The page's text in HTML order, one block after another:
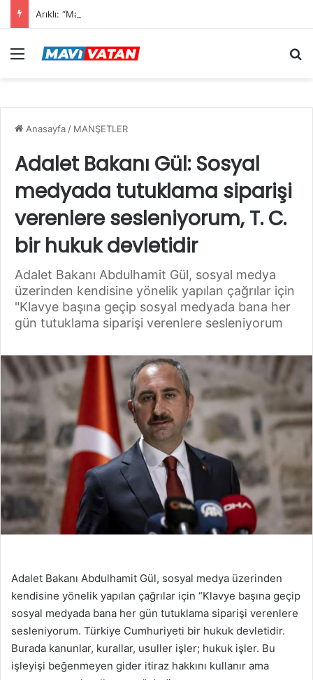
Arıklı: “Mavi Vatan”dan Sonra Hedef “Siber Vatan”
Menü
Anasayfa / MANŞETLER
Adalet Bakanı Gül: Sosyal
medyada tutuklama siparişi
verenlere sesleniyorum, T. C.
bir hukuk devletidir
Adalet Bakanı Abdulhamit Gül, sosyal medya
üzerinden kendisine yönelik yapılan çağrılar için
"Klavye başına geçip sosyal medyada bana her
gün tutuklama siparişi verenlere sesleniyorum
Adalet Bakanı Abdulhamit Gül, sosyal medya üzerinden
kendisine yönelik yapılan çağrılar için “Klavye başına geçip
sosyal medyada bana her gün tutuklama siparişi verenlere
sesleniyorum. Türkiye Cumhuriyeti bir hukuk devletidir.
Burada kanunlar, kurallar, usuller işler; hukuk işler. Bu
işleyişi beğenmeyen gider itiraz hakkını kullanır ama